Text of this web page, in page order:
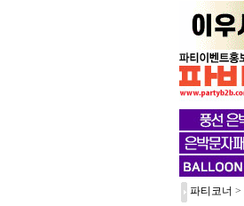
파티코너 >